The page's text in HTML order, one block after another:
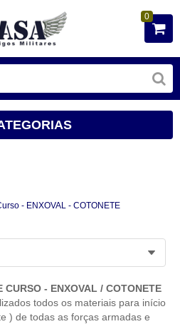
0
- ENXOVAL - COTONETE
CURSO - ENXOVAL / COTONETE
todos os materiais para início
) de todas as forças armadas e